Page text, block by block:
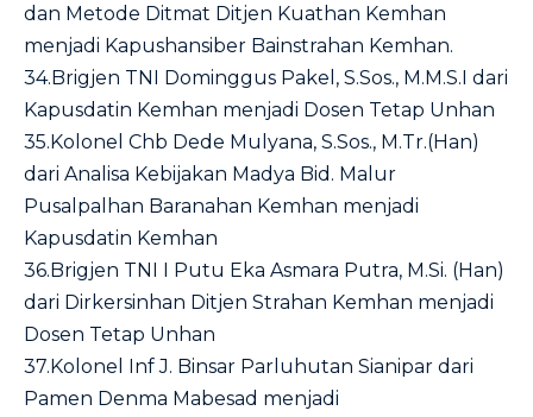
dan Metode Ditmat Ditjen Kuathan Kemhan
menjadi Kapushansiber Bainstrahan Kemhan.
34.Brigjen TNI Dominggus Pakel, S.Sos., M.M.S.I dari
Kapusdatin Kemhan menjadi Dosen Tetap Unhan
35.Kolonel Chb Dede Mulyana, S.Sos., M.Tr.(Han)
dari Analisa Kebijakan Madya Bid. Malur
Pusalpalhan Baranahan Kemhan menjadi
Kapusdatin Kemhan
36.Brigjen TNI I Putu Eka Asmara Putra, M.Si. (Han)
dari Dirkersinhan Ditjen Strahan Kemhan menjadi
Dosen Tetap Unhan
37.Kolonel Inf J. Binsar Parluhutan Sianipar dari
Pamen Denma Mabesad menjadi